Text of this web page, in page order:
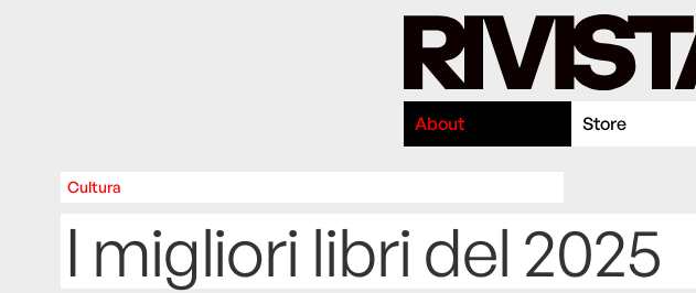
About Store
Cultura
I migliori libri del 2025